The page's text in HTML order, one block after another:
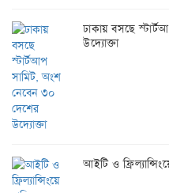
ঢাকায় বসছে
উদ্যোক্তা
আইটি ও